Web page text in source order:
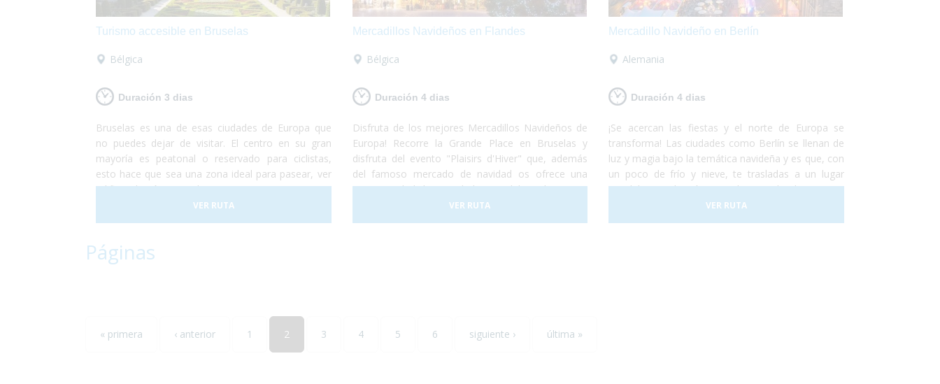
Turismo accesible en Bruselas
Bélgica
Duración 3 dias
Bruselas es una de esas ciudades de Europa que
no puedes dejar de visitar. El centro en su gran
mayoría es peatonal o reservado para ciclistas,
esto hace que sea una zona ideal para pasear, ver
edificios históricos, ir de compras o sentarte en una
terraza mientras disfrutas de un gofre o de una
cerveza artesanal.
VER RUTA
Mercadillos Navideños en Flandes
Bélgica
Duración 4 dias
Disfruta de los mejores Mercadillos Navideños de
Europa! Recorre la Grande Place en Bruselas y
disfruta del evento "Plaisirs d'Hiver" que, además
del famoso mercado de navidad os ofrece una
gran variedad de actividades paralelas tales como
conciertos de música, artistas callejeros,
procesiones y desfiles. También conocerás le
VER RUTA
Mercadillo Navideño en Berlín
Alemania
Duración 4 dias
¡Se acercan las fiestas y el norte de Europa se
transforma! Las ciudades como Berlín se llenan de
luz y magia bajo la temática navideña y es que, con
un poco de frío y nieve, te trasladas a un lugar
invadido por el espíritu navideño. Ir al polo norte es
complicado, pero Berlín es una ciudad bien
accesible. Las calles estarán llenas de gente,
VER RUTA
Páginas
« primera ‹ anterior 1 2 3 4 5 6 siguiente › última »